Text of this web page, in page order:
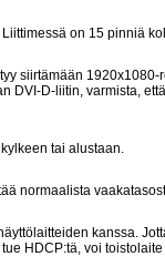
on 15 pinniä
siirtämään
DVI-D-liitin, varmista,
tai alustaan.
normaalista
kanssa.
HDCP:tä, voi